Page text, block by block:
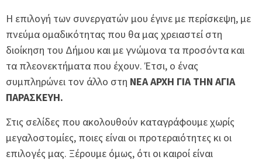
Η επιλογή των συνεργατών μου έγινε με περίσκεψη, με
πνεύμα ομαδικότητας που θα μας χρειαστεί στη
διοίκηση του Δήμου και με γνώμονα τα προσόντα και
τα πλεονεκτήματα που έχουν. Έτσι, ο ένας
συμπληρώνει τον άλλο στη ΝΕΑ ΑΡΧΗ ΓΙΑ ΤΗΝ ΑΓΙΑ
ΠΑΡΑΣΚΕΥΗ.
Στις σελίδες που ακολουθούν καταγράφουμε χωρίς
μεγαλοστομίες, ποιες είναι οι προτεραιότητες κι οι
επιλογές μας. Ξέρουμε όμως, ότι οι καιροί είναι